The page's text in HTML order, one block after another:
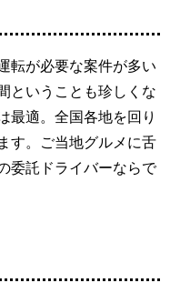
転が必要な案件が多い
ということも珍しくな
最適。全国各地を回り
す。ご当地グルメに舌
委託ドライバーならで